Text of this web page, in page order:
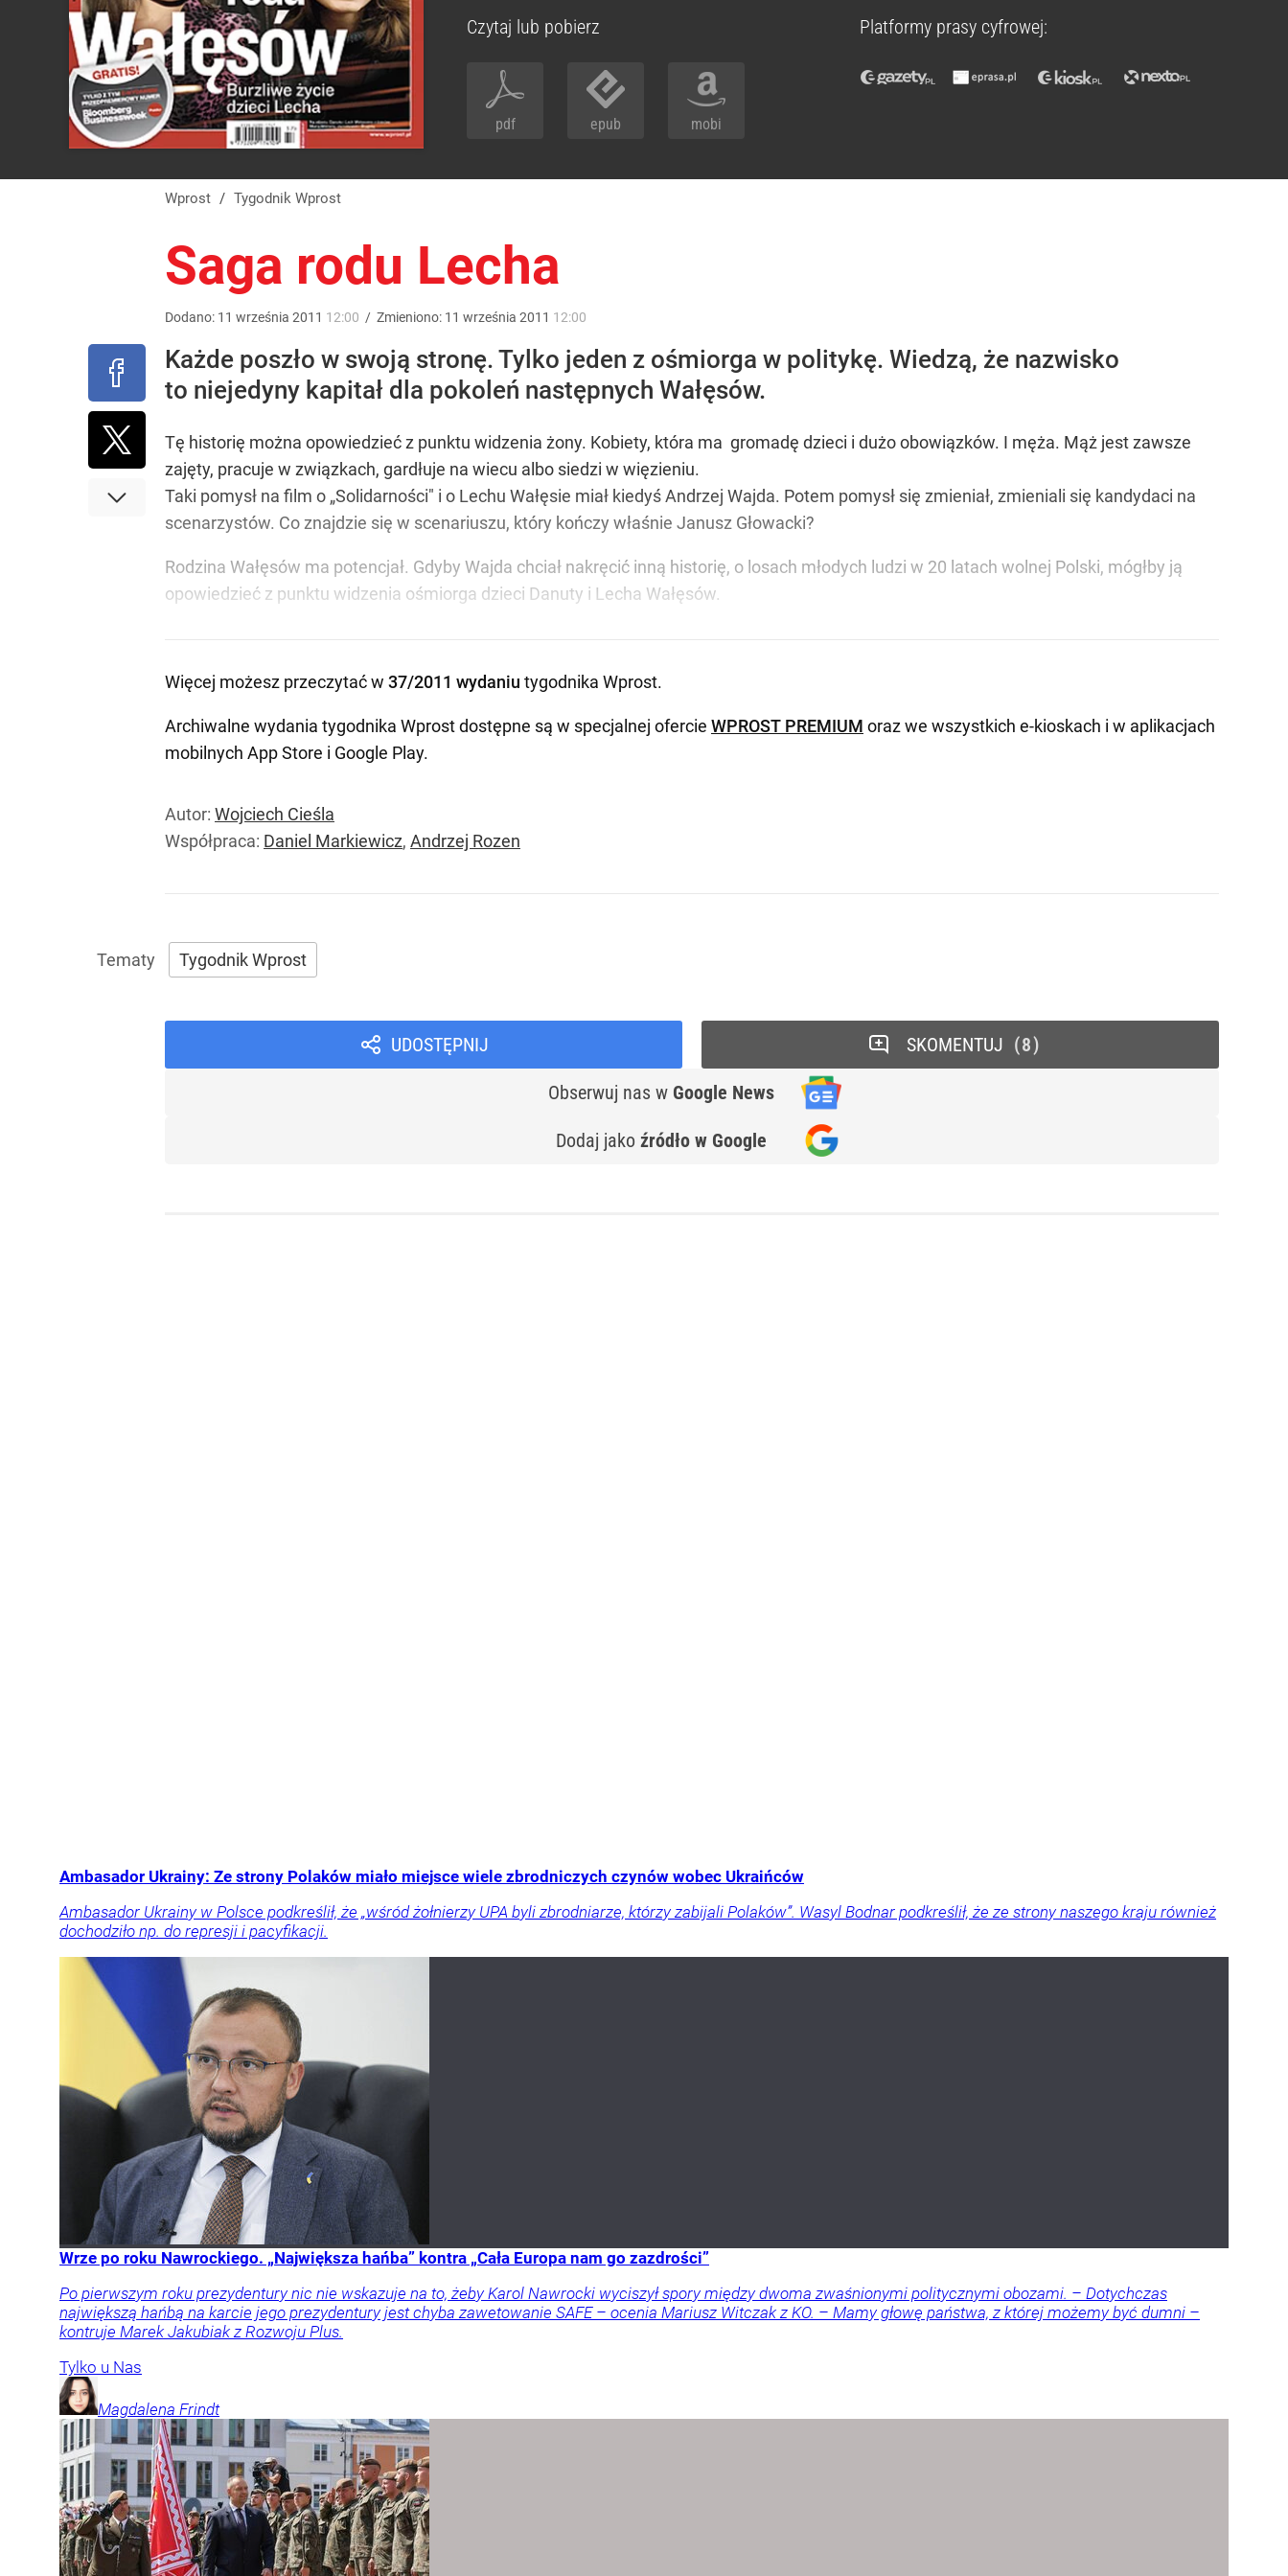
Czytaj lub pobierz
pdf epub mobi
Platformy prasy cyfrowej:
Wprost / Tygodnik Wprost
Saga rodu Lecha
Dodano: 11 września 2011 12:00 / Zmieniono: 11 września 2011 12:00
Każde poszło w swoją stronę. Tylko jeden z ośmiorga w politykę. Wiedzą, że nazwisko
to niejedyny kapitał dla pokoleń następnych Wałęsów.
Tę historię można opowiedzieć z punktu widzenia żony. Kobiety, która ma gromadę dzieci i dużo obowiązków. I męża. Mąż jest zawsze
zajęty, pracuje w związkach, gardłuje na wiecu albo siedzi w więzieniu.
Taki pomysł na film o „Solidarności" i o Lechu Wałęsie miał kiedyś Andrzej Wajda. Potem pomysł się zmieniał, zmieniali się kandydaci na
scenarzystów. Co znajdzie się w scenariuszu, który kończy właśnie Janusz Głowacki?
Rodzina Wałęsów ma potencjał. Gdyby Wajda chciał nakręcić inną historię, o losach młodych ludzi w 20 latach wolnej Polski, mógłby ją
opowiedzieć z punktu widzenia ośmiorga dzieci Danuty i Lecha Wałęsów.
Więcej możesz przeczytać w 37/2011 wydaniu tygodnika Wprost.
Archiwalne wydania tygodnika Wprost dostępne są w specjalnej ofercie WPROST PREMIUM oraz we wszystkich e-kioskach i w aplikacjach
mobilnych App Store i Google Play.
Autor: Wojciech Cieśla
Współpraca: Daniel Markiewicz, Andrzej Rozen
Tygodnik Wprost
UDOSTĘPNIJ
Obserwuj nas w Google News
Dodaj jako źródło w Google
SKOMENTUJ 8
Ambasador Ukrainy: Ze strony Polaków miało miejsce wiele zbrodniczych czynów wobec Ukraińców
Ambasador Ukrainy w Polsce podkreślił, że „wśród żołnierzy UPA byli zbrodniarze, którzy zabijali Polaków”. Wasyl Bodnar podkreślił, że ze strony naszego kraju również
dochodziło np. do represji i pacyfikacji.
Wrze po roku Nawrockiego. „Największa hańba” kontra „Cała Europa nam go zazdrości”
Po pierwszym roku prezydentury nic nie wskazuje na to, żeby Karol Nawrocki wyciszył spory między dwoma zwaśnionymi politycznymi obozami. – Dotychczas
największą hańbą na karcie jego prezydentury jest chyba zawetowanie SAFE – ocenia Mariusz Witczak z KO. – Mamy głowę państwa, z której możemy być dumni –
kontruje Marek Jakubiak z Rozwoju Plus.
Tylko u Nas
Magdalena Frindt